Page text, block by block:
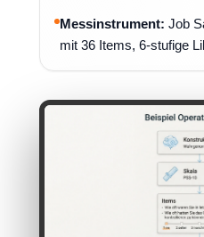
Messinstrument: Job
mit 36 Items, 6-stufige